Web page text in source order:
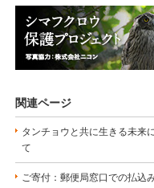
関連ページ
タンチョウと共に生きる未来
て
ご寄付：郵便局窓口での払込